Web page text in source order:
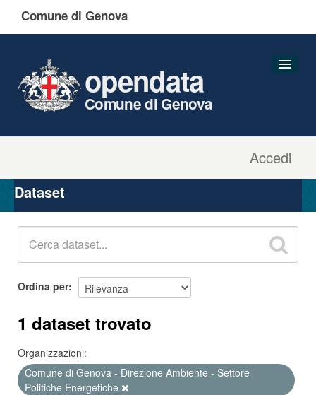
Comune di Genova
Accedi
opendata
Comune di Genova
Organizzazioni
Gruppi
Dataset
Ordina per
1 dataset trovato
Organizzazioni:
Comune di Genova - Direzione Ambiente - Settore
Politiche Energetiche